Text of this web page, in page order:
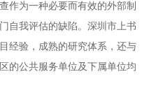
作为一种必要而有效的外部制
自我评估的缺陷。深圳市上书
经验，成熟的研究体系，还与
的公共服务单位及下属单位均